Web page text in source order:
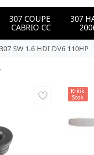
307 COUPE
CABRIO CC
307
307 SW 1.6 HDI DV6 110HP
Kritik
Stok